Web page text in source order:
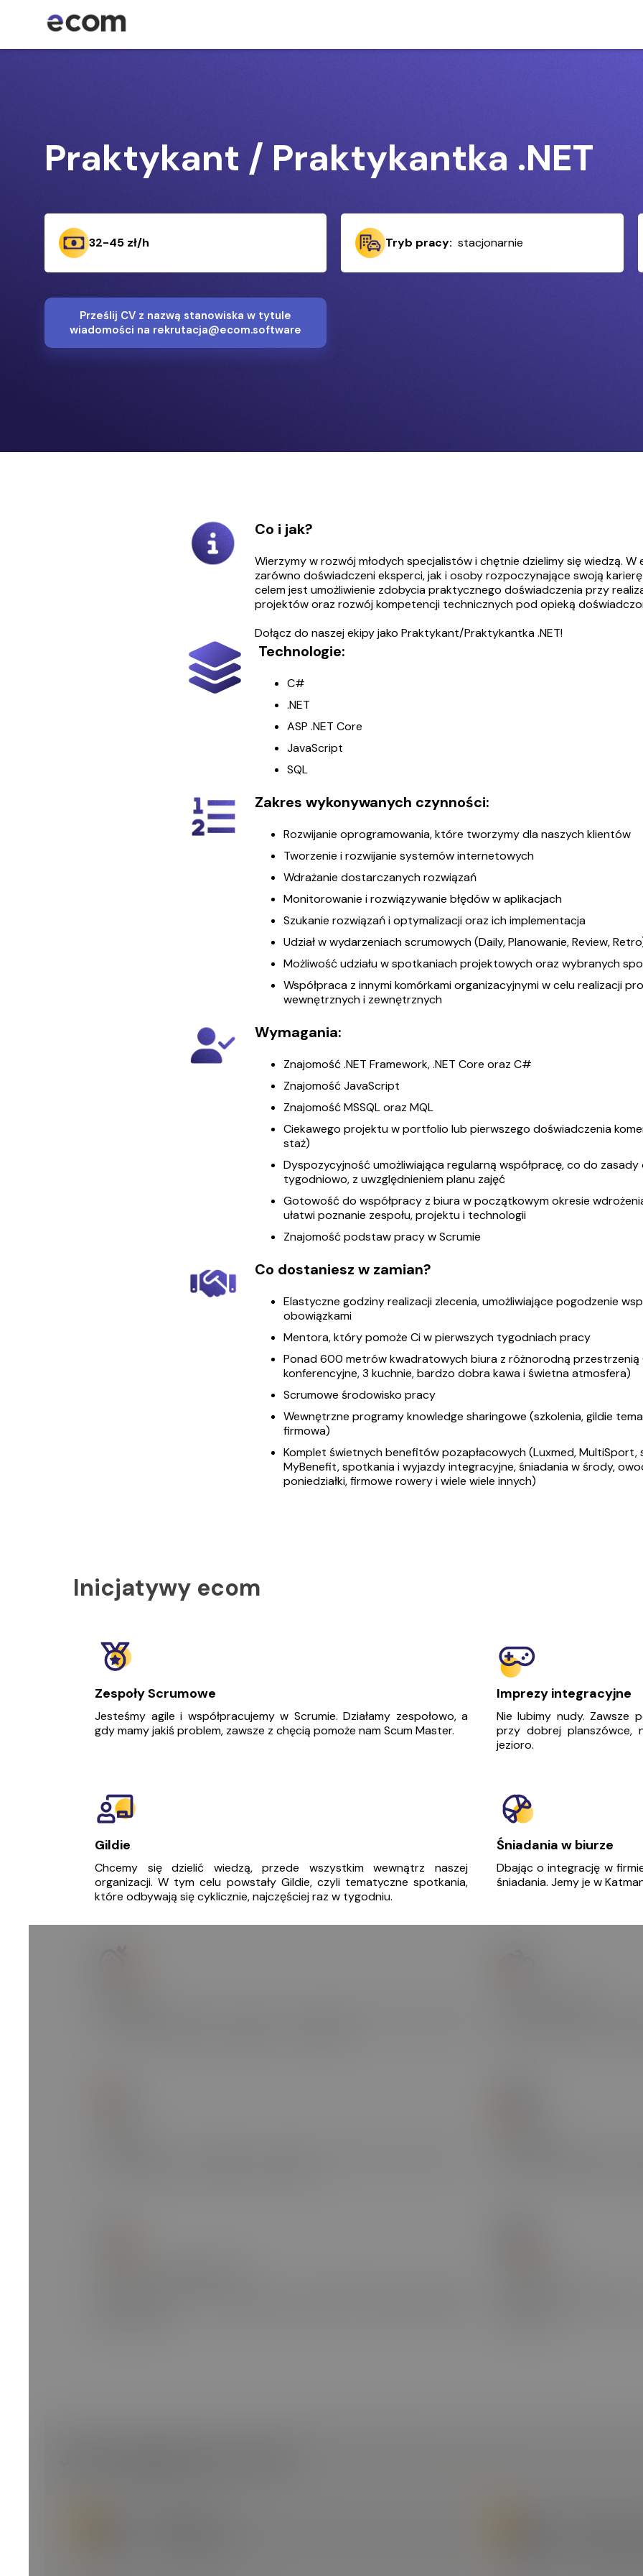
Praktykant / Praktykantka .NET
32-45 zł/h Tryb pracy:stacjonarnie
Prześlij CV z nazwą stanowiska w tytule
wiadomości na rekrutacja@ecom.software
Co i jak?
Wierzymy w rozwój młodych specjalistów i chętnie dzielimy się wiedzą. W
zarówno doświadczeni eksperci, jak i osoby rozpoczynające swoją
celem jest umożliwienie zdobycia praktycznego doświadczenia przy
projektów oraz rozwój kompetencji technicznych pod opieką
Dołącz do naszej ekipy jako Praktykant/Praktykantka .NET!
Technologie:
C#
.NET
ASP .NET Core
JavaScript
SQL
Zakres wykonywanych czynności:
Rozwijanie oprogramowania, które tworzymy dla naszych klientów
Tworzenie i rozwijanie systemów internetowych
Wdrażanie dostarczanych rozwiązań
Monitorowanie i rozwiązywanie błędów w aplikacjach
Szukanie rozwiązań i optymalizacji oraz ich implementacja
Udział w wydarzeniach scrumowych (Daily, Planowanie, Review,
Możliwość udziału w spotkaniach projektowych oraz wybranych
Współpraca z innymi komórkami organizacyjnymi w celu realizacji
wewnętrznych i zewnętrznych
Wymagania:
Znajomość .NET Framework, .NET Core oraz C#
Znajomość JavaScript
Znajomość MSSQL oraz MQL
Ciekawego projektu w portfolio lub pierwszego doświadczenia
staż)
Dyspozycyjność umożliwiająca regularną współpracę, co do zasady
tygodniowo, z uwzględnieniem planu zajęć
Gotowość do współpracy z biura w początkowym okresie
ułatwi poznanie zespołu, projektu i technologii
Znajomość podstaw pracy w Scrumie
Co dostaniesz w zamian?
Elastyczne godziny realizacji zlecenia, umożliwiające pogodzenie
obowiązkami
Mentora, który pomoże Ci w pierwszych tygodniach pracy
Ponad 600 metrów kwadratowych biura z różnorodną przestrzenią
konferencyjne, 3 kuchnie, bardzo dobra kawa i świetna atmosfera)
Scrumowe środowisko pracy
Wewnętrzne programy knowledge sharingowe (szkolenia, gildie
firmowa)
Komplet świetnych benefitów pozapłacowych (Luxmed,
MyBenefit, spotkania i wyjazdy integracyjne, śniadania w środy,
poniedziałki, firmowe rowery i wiele wiele innych)
Inicjatywy ecom
Zespoły Scrumowe
Jesteśmy agile i współpracujemy w Scrumie. Działamy zespołowo, a
gdy mamy jakiś problem, zawsze z chęcią pomoże nam Scum Master.
Imprezy integracyjne
Nie lubimy nudy. Zawsze
przy dobrej planszówce,
jezioro.
Gildie
Chcemy się dzielić wiedzą, przede wszystkim wewnątrz naszej
organizacji. W tym celu powstały Gildie, czyli tematyczne spotkania,
które odbywają się cyklicznie, najczęściej raz w tygodniu.
Śniadania w biurze
Dbając o integrację w
śniadania. Jemy je w